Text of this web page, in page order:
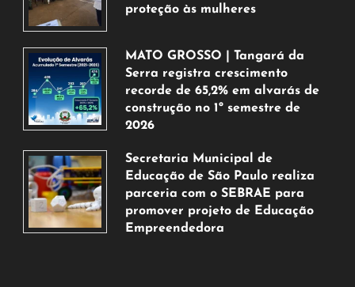
proteção às mulheres
de
agosto
de
2026
MATO GROSSO | Tangará da
Serra registra crescimento
recorde de 65,2% em alvarás de
construção no 1º semestre de
2026
de
agosto
de
2026
Secretaria Municipal de
Educação de São Paulo realiza
parceria com o SEBRAE para
promover projeto de Educação
Empreendedora